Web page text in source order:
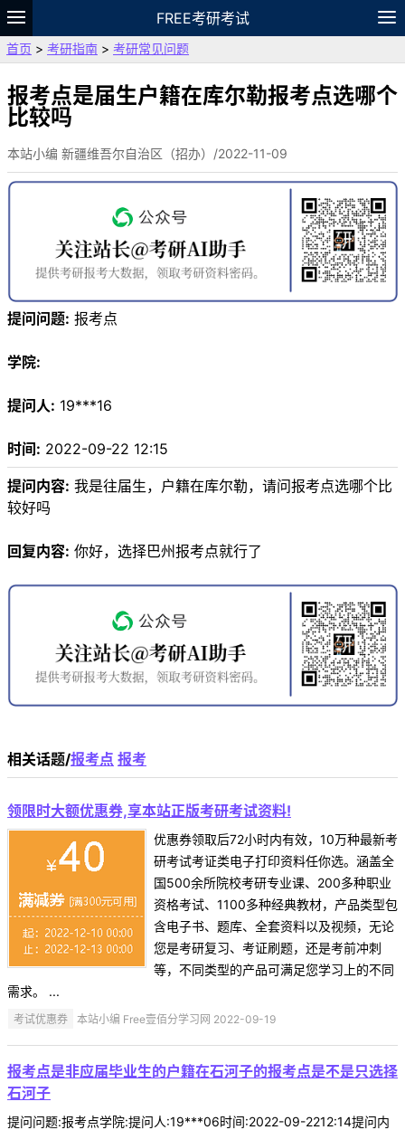
FREE考研考试
题库
故事 专题 APP
VIP
资料
首页 > 考研指南 > 考研常见问题
报考点是届生户籍在库尔勒报考点选哪个
比较吗
本站小编 新疆维吾尔自治区（招办）/2022-11-09
提问问题: 报考点
学院:
提问人: 19***16
时间: 2022-09-22 12:15
提问内容: 我是往届生，户籍在库尔勒，请问报考点选哪个比
较好吗
回复内容: 你好，选择巴州报考点就行了
相关话题/报考点 报考
领限时大额优惠券,享本站正版考研考试资料!
优惠券领取后72小时内有效，10万种最新考
研考试考证类电子打印资料任你选。涵盖全
国500余所院校考研专业课、200多种职业
资格考试、1100多种经典教材，产品类型包
含电子书、题库、全套资料以及视频，无论
您是考研复习、考证刷题，还是考前冲刺
等，不同类型的产品可满足您学习上的不同
需求。 ...
考试优惠券 本站小编 Free壹佰分学习网 2022-09-19
报考点是非应届毕业生的户籍在石河子的报考点是不是只选择
石河子
提问问题:报考点学院:提问人:19***06时间:2022-09-2212:14提问内